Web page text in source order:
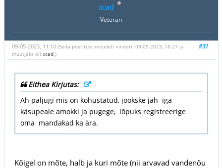
xcad
Veteran
#37
09-05-2023, 11:10 (Seda postitust muudeti viimati: 09-05-2023, 18:27 ja
muutjaks oli xcad.)
Eithea Kirjutas:
Ah paljugi mis on kohustatud, jookske jah iga
käsupeale amokki ja pugege, lõpuks registreerige
oma mandakad ka ära.
Kõigel on mõte, halb ja kuri mõte (nii arvavad vandenõu